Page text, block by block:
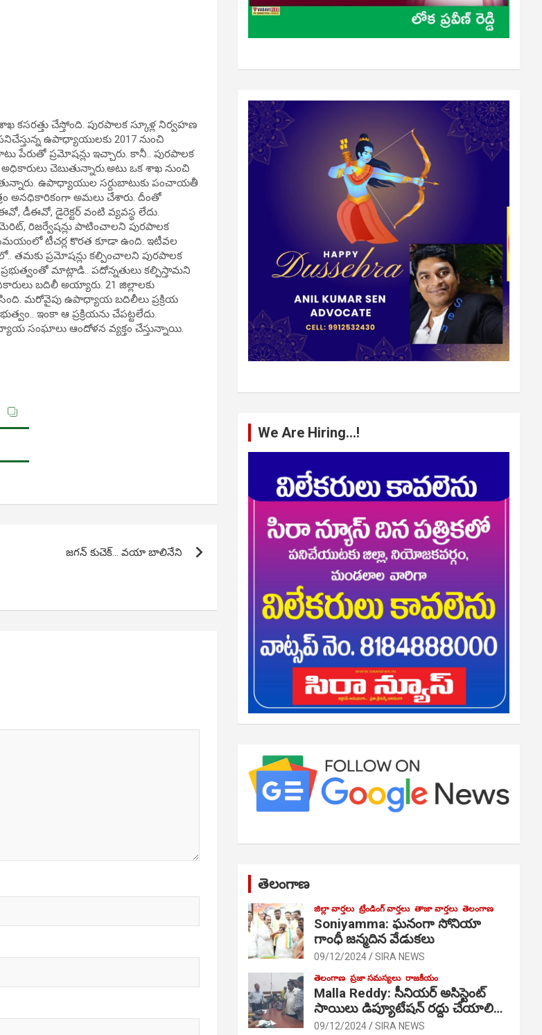
కసరత్తు చేస్తోంది. పురపాలక స్కూళ్ల నిర్వహణ
ఉపాధ్యాయులకు 2017 నుంచి
పేరుతో ప్రమోషన్లు ఇచ్చారు. కానీ.. పురపాలక
చెబుతున్నారు.అటు ఒక శాఖ నుంచి
ఉపాధ్యాయుల సర్దుబాటుకు పంచాయతీ
అనధికారికంగా అమలు చేశారు. దీంతో
డీఈవో, డైరెక్టర్ వంటి వ్యవస్థ లేదు.
రిజర్వేషన్లు పాటించాలని పురపాలక
టీచర్ల కొరత కూడా ఉంది. ఇటీవల
తమకు ప్రమోషన్లు కల్పించాలని పురపాలక
మాట్లాడి.. పదోన్నతులు కల్పిస్తామని
బ‌దిలీ అయ్యారు. 21 జిల్లాలకు
మ‌రోవైపు ఉపాధ్యాయ బ‌దిలీలు ప్ర‌క్రియ
ఇంకా ఆ ప్ర‌క్రియ‌ను చేప‌ట్ట‌లేదు.
సంఘాలు ఆందోళ‌న వ్య‌క్తం చేస్తున్నాయి.
జగన్ కుచెక్… వయా బాలినేని
We Are Hiring…!
తెలంగాణ
జిల్లా వార్తలు ట్రేండింగ్ వార్తలు తాజా వార్తలు తెలంగాణ
Soniyamma: ఘ‌నంగా సోనియా
గాంధీ జ‌న్మ‌దిన వేడుక‌లు
09/12/2024 SIRA NEWS
తెలంగాణ ప్రజా సమస్యలు రాజకీయం
Malla Reddy: సీనియర్ అసిస్టెంట్
సాయిలు డిప్యూటేషన్ రద్దు చేయాలి…
09/12/2024 SIRA NEWS